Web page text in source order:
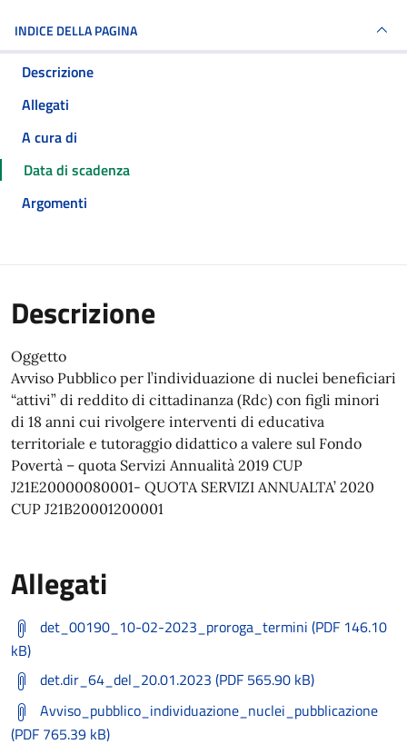
INDICE DELLA PAGINA
Descrizione
Allegati
A cura di
Data di scadenza
Argomenti
Descrizione
Oggetto
Avviso Pubblico per l’individuazione di nuclei beneficiari
“attivi” di reddito di cittadinanza (Rdc) con figli minori
di 18 anni cui rivolgere interventi di educativa
territoriale e tutoraggio didattico a valere sul Fondo
Povertà – quota Servizi Annualità 2019 CUP
J21E20000080001- QUOTA SERVIZI ANNUALTA’ 2020
CUP J21B20001200001
Allegati
det_00190_10-02-2023_proroga_termini (PDF 146.10
kB)
det.dir_64_del_20.01.2023 (PDF 565.90 kB)
Avviso_pubblico_individuazione_nuclei_pubblicazione
(PDF 765.39 kB)